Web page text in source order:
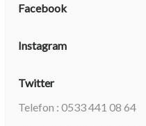
Facebook
Instagram
Twitter
Telefon : 0533 441 08 64